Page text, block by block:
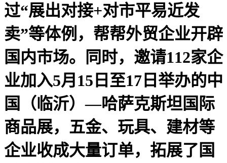
过“展出对接+对市平易近发
卖”等体例，帮帮外贸企业开辟
国内市场。同时，邀请112家企
业加入5月15日至17日举办的中
国（临沂）—哈萨克斯坦国际
商品展，五金、玩具、建材等
企业收成大量订单，拓展了国